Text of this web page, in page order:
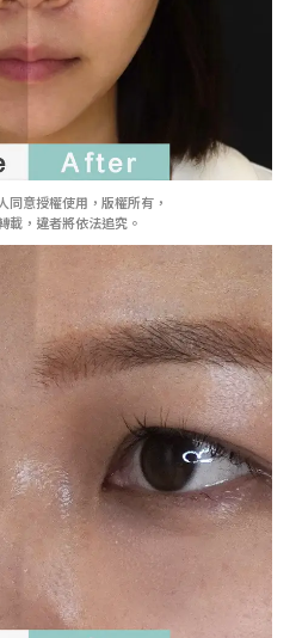
同意授權使用，版權所有，
載，違者將依法追究。